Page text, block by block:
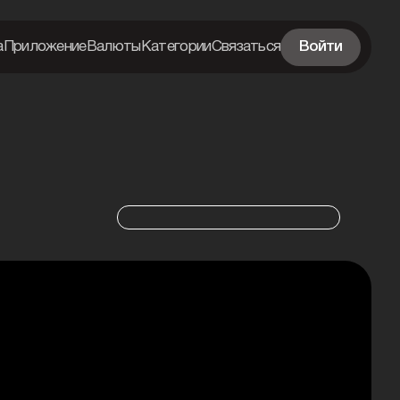
ПриложениеВалютыКатегорииСвязаться Войти